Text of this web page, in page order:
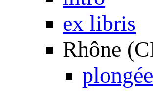
ex libris
Rhône